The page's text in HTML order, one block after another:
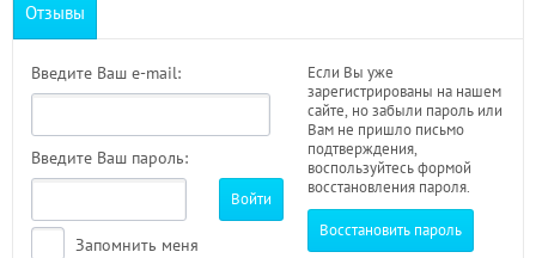
Отзывы
Введите Ваш e-mail:
Введите Ваш пароль:
Войти
Запомнить меня
Если Вы уже
зарегистрированы на нашем
сайте, но забыли пароль или
Вам не пришло письмо
подтверждения,
воспользуйтесь формой
восстановления пароля.
Восстановить пароль